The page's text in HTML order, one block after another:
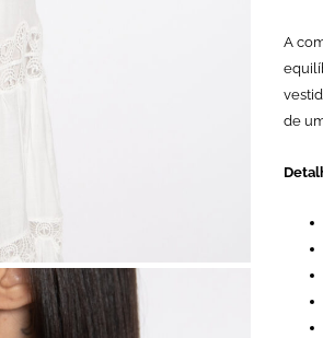
A
de